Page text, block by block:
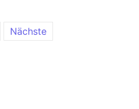
Nächste